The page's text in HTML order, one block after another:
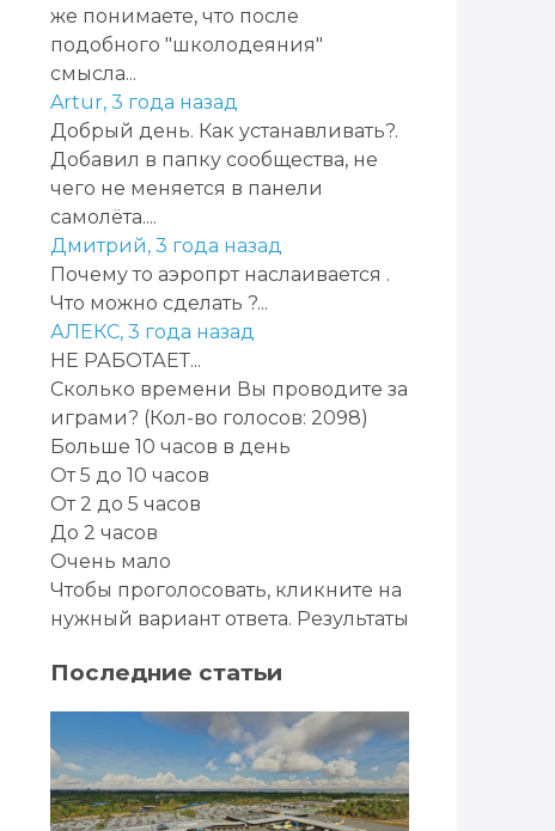
же понимаете, что после
подобного "школодеяния"
смысла...
Artur, 3 года назад
Добрый день. Как устанавливать?.
Добавил в папку сообщества, не
чего не меняется в панели
самолёта....
Дмитрий, 3 года назад
Почему то аэропрт наслаивается .
Что можно сделать ?...
АЛЕКС, 3 года назад
НЕ РАБОТАЕТ...
Сколько времени Вы проводите за
играми? (Кол-во голосов: 2098)
Больше 10 часов в день
От 5 до 10 часов
От 2 до 5 часов
До 2 часов
Очень мало
Чтобы проголосовать, кликните на
нужный вариант ответа. Результаты
Последние статьи